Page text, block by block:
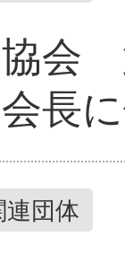
会
長
団体